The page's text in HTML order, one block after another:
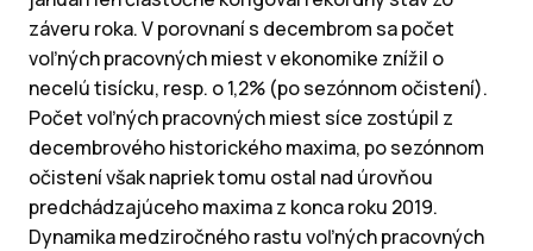
záveru roka. V porovnaní s decembrom sa počet
voľných pracovných miest v ekonomike znížil o
necelú tisícku, resp. o 1,2% (po sezónnom očistení).
Počet voľných pracovných miest síce zostúpil z
decembrového historického maxima, po sezónnom
očistení však napriek tomu ostal nad úrovňou
predchádzajúceho maxima z konca roku 2019.
Dynamika medziročného rastu voľných pracovných